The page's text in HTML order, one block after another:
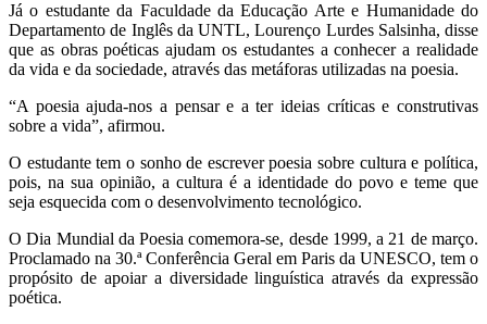
Já o estudante da Faculdade da Educação Arte e Humanidade do
Departamento de Inglês da UNTL, Lourenço Lurdes Salsinha, disse
que as obras poéticas ajudam os estudantes a conhecer a realidade
da vida e da sociedade, através das metáforas utilizadas na poesia.
“A poesia ajuda-nos a pensar e a ter ideias críticas e construtivas
sobre a vida”, afirmou.
O estudante tem o sonho de escrever poesia sobre cultura e política,
pois, na sua opinião, a cultura é a identidade do povo e teme que
seja esquecida com o desenvolvimento tecnológico.
O Dia Mundial da Poesia comemora-se, desde 1999, a 21 de março.
Proclamado na 30.ª Conferência Geral em Paris da UNESCO, tem o
propósito de apoiar a diversidade linguística através da expressão
poética.